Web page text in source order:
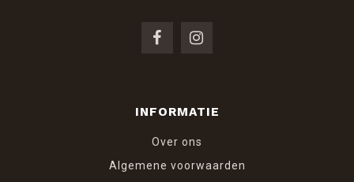
INFORMATIE
Over ons
Algemene voorwaarden